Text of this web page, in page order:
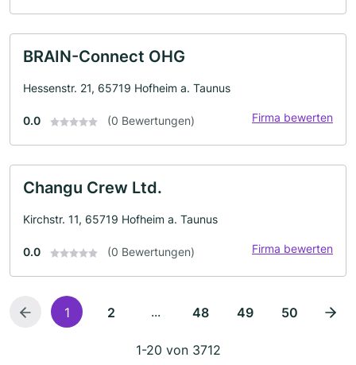
BRAIN-Connect OHG
Hessenstr. 21, 65719 Hofheim a. Taunus
0.0 (0 Bewertungen) Firma bewerten
Changu Crew Ltd.
Kirchstr. 11, 65719 Hofheim a. Taunus
0.0 (0 Bewertungen) Firma bewerten
1 2 ... 48 49 50
1-20 von 3712